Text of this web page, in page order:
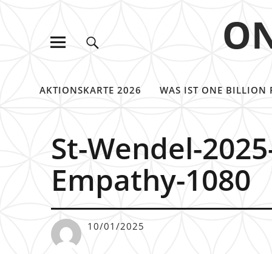
AKTIONSKARTE 2026 WAS IST ONE BILLION
St-Wendel-
Empathy-1080
10/01/2025